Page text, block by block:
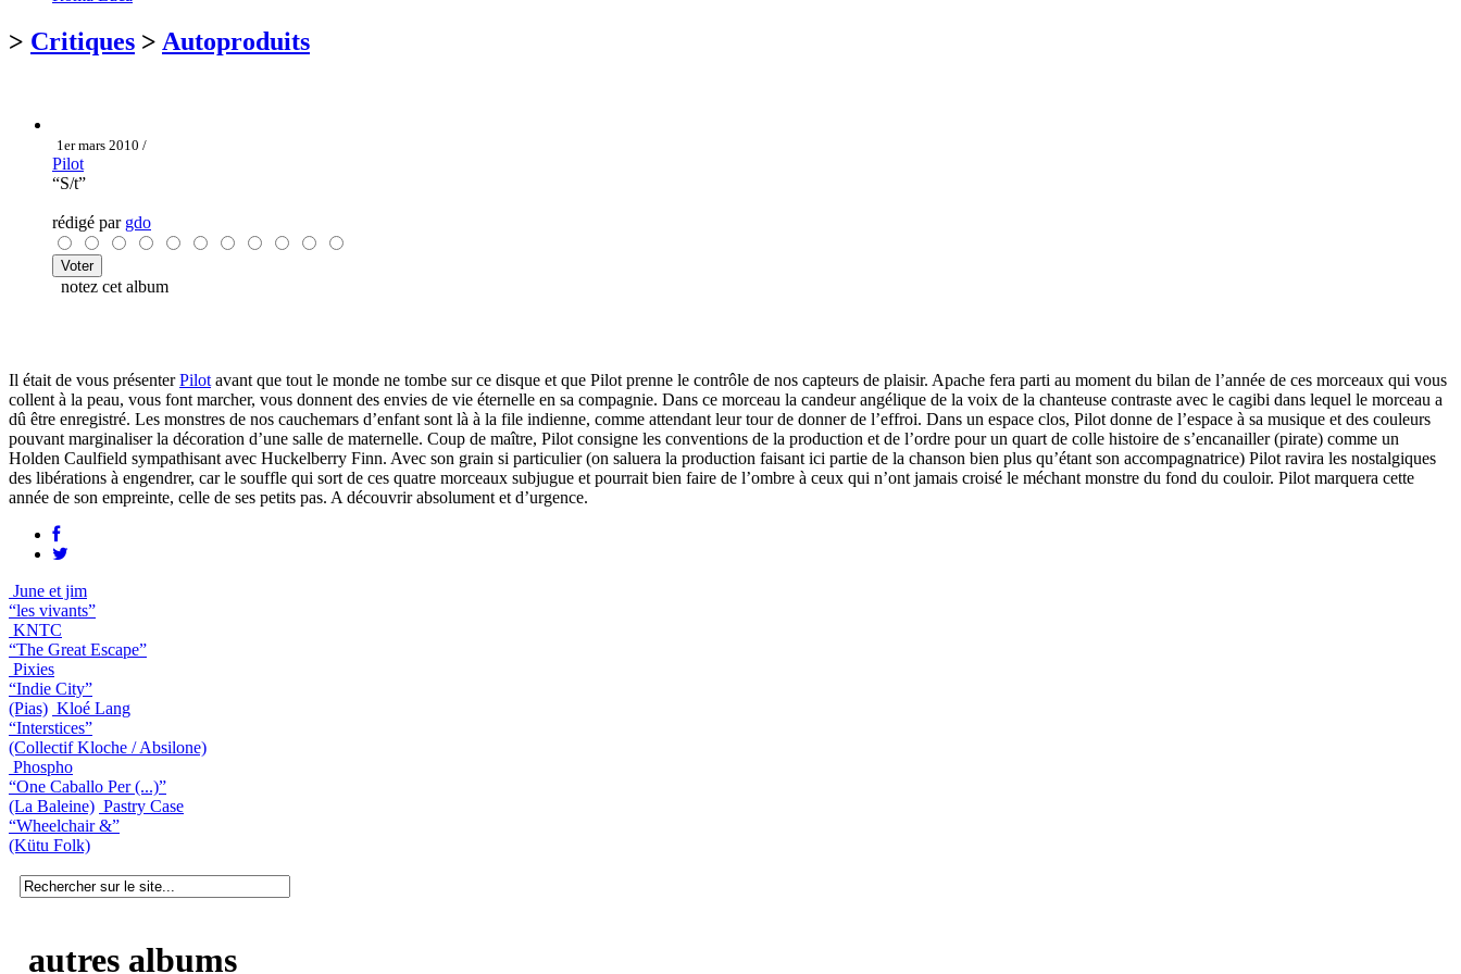
> Critiques > Autoproduits
1er mars 2010 /
Pilot
“S/t”
rédigé par gdo
notez cet album
Il était de vous présenterPilot avant que tout le monde ne tombe sur ce disque et que Pilot prenne le contrôle de nos capteurs de plaisir. Apache fera parti au moment du bilan de l’année de ces morceaux qui vous
collent à la peau, vous font marcher, vous donnent des envies de vie éternelle en sa compagnie. Dans ce morceau la candeur angélique de la voix de la chanteuse contraste avec le cagibi dans lequel le morceau a
dû être enregistré. Les monstres de nos cauchemars d’enfant sont là à la file indienne, comme attendant leur tour de donner de l’effroi. Dans un espace clos, Pilot donne de l’espace à sa musique et des couleurs
pouvant marginaliser la décoration d’une salle de maternelle. Coup de maître, Pilot consigne les conventions de la production et de l’ordre pour un quart de colle histoire de s’encanailler (pirate) comme un
Holden Caulfield sympathisant avec Huckelberry Finn. Avec son grain si particulier (on saluera la production faisant ici partie de la chanson bien plus qu’étant son accompagnatrice) Pilot ravira les nostalgiques
des libérations à engendrer, car le souffle qui sort de ces quatre morceaux subjugue et pourrait bien faire de l’ombre à ceux qui n’ont jamais croisé le méchant monstre du fond du couloir. Pilot marquera cette
année de son empreinte, celle de ses petits pas. A découvrir absolument et d’urgence.
June et jim
“les vivants”
KNTC
“The Great Escape”
Pixies
“Indie City”
(Pias) Kloé Lang
“Interstices”
(Collectif Kloche / Absilone)
Phospho
“One Caballo Per (...)”
(La Baleine) Pastry Case
“Wheelchair &”
(Kütu Folk)
autres albums